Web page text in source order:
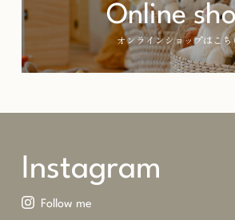
Online
オンラインショップはこち
Instagram
Follow me